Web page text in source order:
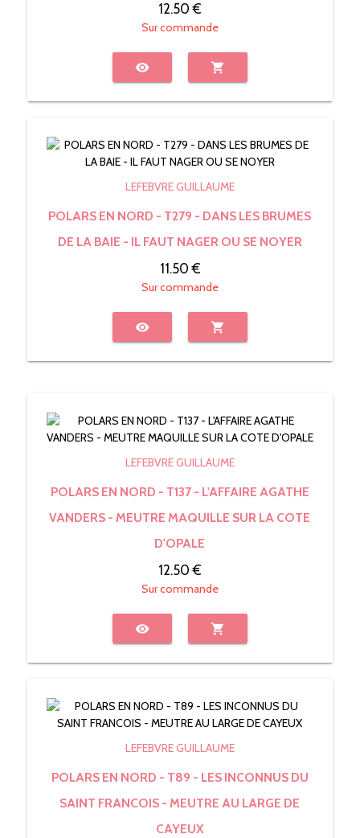
12.50 €
Sur commande
visibility shopping_cart
LEFEBVRE GUILLAUME
POLARS EN NORD - T279 - DANS LES BRUMES
DE LA BAIE - IL FAUT NAGER OU SE NOYER
11.50 €
Sur commande
visibility shopping_cart
LEFEBVRE GUILLAUME
POLARS EN NORD - T137 - L'AFFAIRE AGATHE
VANDERS - MEUTRE MAQUILLE SUR LA COTE
D'OPALE
12.50 €
Sur commande
visibility shopping_cart
LEFEBVRE GUILLAUME
POLARS EN NORD - T89 - LES INCONNUS DU
SAINT FRANCOIS - MEUTRE AU LARGE DE
CAYEUX